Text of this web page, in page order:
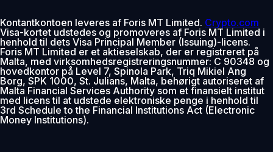
Kontantkontoen leveres af Foris MT Limited. Crypto.com
Visa-kortet udstedes og promoveres af Foris MT Limited i
henhold til dets Visa Principal Member (Issuing)-licens.
Foris MT Limited er et aktieselskab, der er registreret på
Malta, med virksomhedsregistreringsnummer: C 90348 og
hovedkontor på Level 7, Spinola Park, Triq Mikiel Ang
Borg, SPK 1000, St. Julians, Malta, behørigt autoriseret af
Malta Financial Services Authority som et finansielt institut
med licens til at udstede elektroniske penge i henhold til
3rd Schedule to the Financial Institutions Act (Electronic
Money Institutions).